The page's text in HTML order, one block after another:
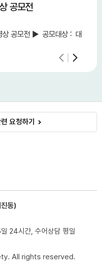
공모전
모대상 : 대
요청하기
동)
24시간, 수어상담 평일
All rights reserved.